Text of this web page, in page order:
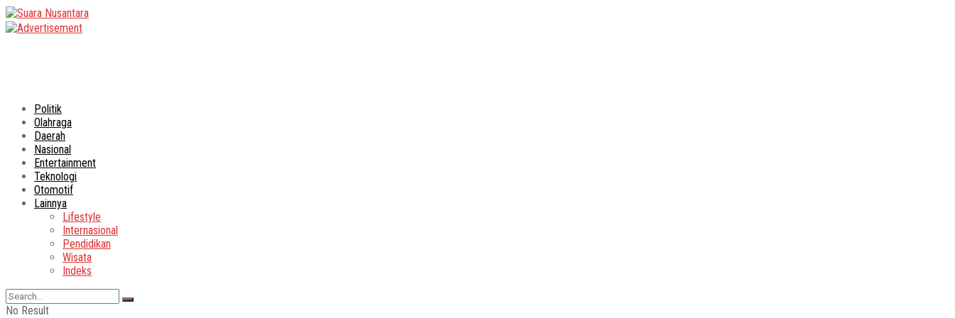
Politik
Olahraga
Daerah
Nasional
Entertainment
Teknologi
Otomotif
Lainnya
Lifestyle
Internasional
Pendidikan
Wisata
Indeks
No Result